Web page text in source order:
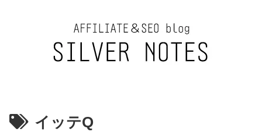
イッテQ